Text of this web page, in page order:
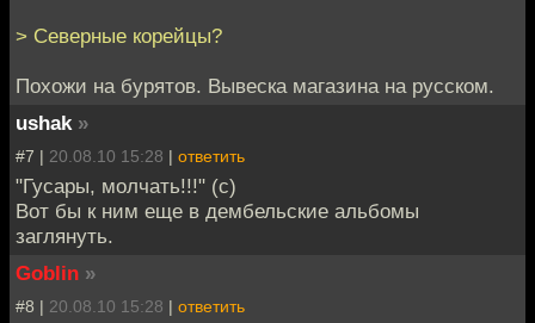
> Северные корейцы?
Похожи на бурятов. Вывеска магазина на русском.
ushak »
#7 | 20.08.10 15:28 | ответить
"Гусары, молчать!!!" (с)
Вот бы к ним еще в дембельские альбомы
заглянуть.
Goblin »
#8 | 20.08.10 15:28 | ответить